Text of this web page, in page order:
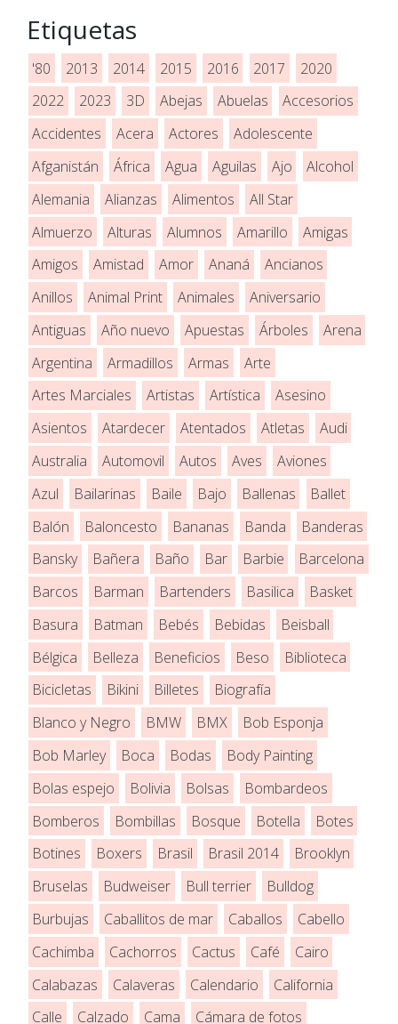
Etiquetas
'80 2013 2014 2015 2016 2017
2020
2022
2023 3D Abejas Abuelas
Accesorios
Accidentes
Acera Actores
Adolescente
Afganistán
África Agua Aguilas Ajo
Alcohol
Alemania
Alianzas Alimentos
All Star
Almuerzo
Alturas Alumnos Amarillo
Amigas
Amigos
Amistad Amor Ananá
Ancianos
Anillos
Animal Print Animales
Aniversario
Antiguas
Año nuevo Apuestas Árboles
Arena
Argentina
Armadillos Armas
Arte
Artes Marciales
Artistas Artística
Asesino
Asientos
Atardecer Atentados Atletas
Audi
Australia
Automovil Autos Aves
Aviones
Azul
Bailarinas Baile Bajo Ballenas
Ballet
Balón
Baloncesto Bananas Banda
Banderas
Bansky
Bañera Baño Bar Barbie
Barcelona
Barcos
Barman Bartenders Basilica
Basket
Basura
Batman Bebés Bebidas
Beisball
Bélgica
Belleza Beneficios Beso
Biblioteca
Bicicletas
Bikini Billetes
Biografía
Blanco y Negro
BMW BMX
Bob Esponja
Bob Marley
Boca Bodas
Body Painting
Bolas espejo
Bolivia Bolsas
Bombardeos
Bomberos
Bombillas Bosque Botella
Botes
Botines
Boxers Brasil Brasil 2014
Brooklyn
Bruselas
Budweiser Bull terrier
Bulldog
Burbujas
Caballitos de mar Caballos
Cabello
Cachimba
Cachorros Cactus Café
Cairo
Calabazas
Calaveras Calendario
California
Calle
Calzado Cama Cámara de fotos